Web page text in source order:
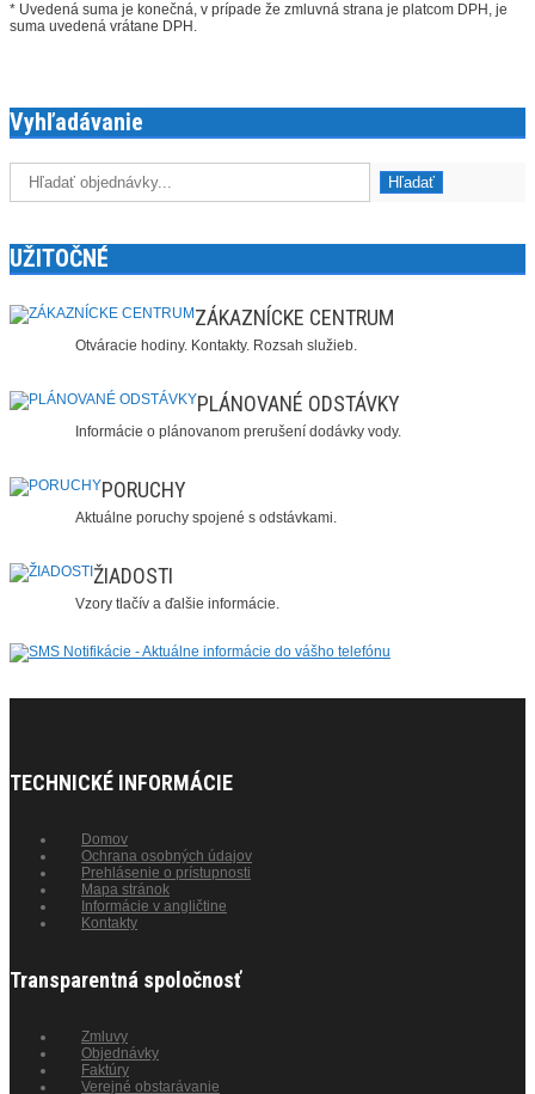
* Uvedená suma je konečná, v prípade že zmluvná strana je platcom DPH, je
suma uvedená vrátane DPH.
Vyhľadávanie
UŽITOČNÉ
ZÁKAZNÍCKE CENTRUM
Otváracie hodiny. Kontakty. Rozsah služieb.
PLÁNOVANÉ ODSTÁVKY
Informácie o plánovanom prerušení dodávky vody.
PORUCHY
Aktuálne poruchy spojené s odstávkami.
ŽIADOSTI
Vzory tlačív a ďalšie informácie.
TECHNICKÉ INFORMÁCIE
Domov
Ochrana osobných údajov
Prehlásenie o prístupnosti
Mapa stránok
Informácie v angličtine
Kontakty
Transparentná spoločnosť
Zmluvy
Objednávky
Faktúry
Verejné obstarávanie